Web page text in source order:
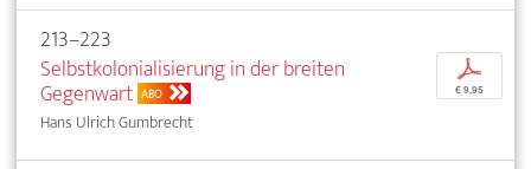
213–223
Selbstkolonialisierung in der breiten
Gegenwart ABO
Hans Ulrich Gumbrecht
p
€ 9,95